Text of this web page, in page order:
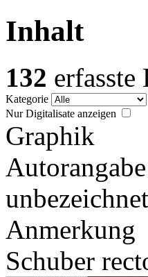
Inhalt
132 erfasste
Kategorie
Nur Digitalisate anzeigen
Graphik
Autorangabe
unbezeichnet
Anmerkung
Schuber